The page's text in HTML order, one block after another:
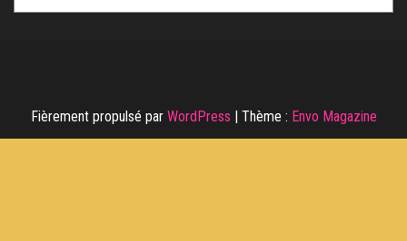
Fièrement propulsé par WordPress | Thème : Envo Magazine